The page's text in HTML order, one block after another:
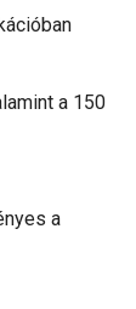
a 150
a